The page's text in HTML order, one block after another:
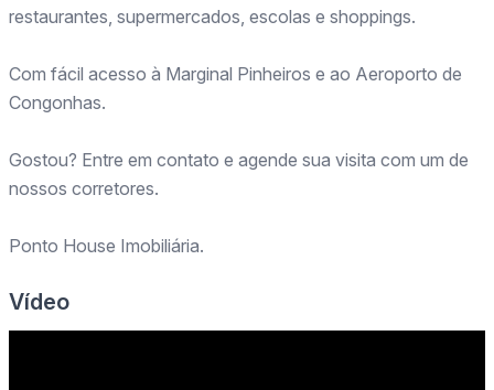
restaurantes, supermercados, escolas e shoppings.
Com fácil acesso à Marginal Pinheiros e ao Aeroporto de
Congonhas.
Gostou? Entre em contato e agende sua visita com um de
nossos corretores.
Ponto House Imobiliária.
Vídeo